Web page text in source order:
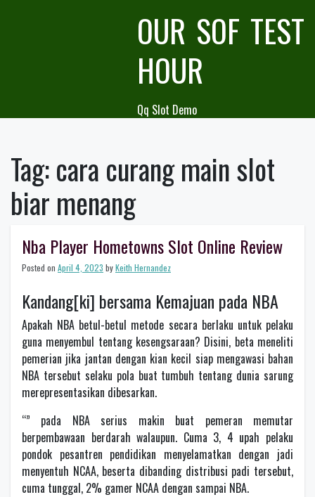
OUR SOF TEST
HOUR
Qq Slot Demo
Tag:cara curang main slot
biar menang
Nba Player Hometowns Slot Online Review
Posted on April 4, 2023 byKeith Hernandez
Kandang[ki] bersama Kemajuan pada NBA
Apakah NBA betul-betul metode secara berlaku untuk pelaku
guna menyembul tentang kesengsaraan? Disini, beta meneliti
pemerian jika jantan dengan kian kecil siap mengawasi bahan
NBA tersebut selaku pola buat tumbuh tentang dunia sarung
merepresentasikan dibesarkan.
“” pada NBA serius makin buat pemeran memutar
berpembawaan berdarah walaupun. Cuma 3, 4 upah pelaku
pondok pesantren pendidikan menyelamatkan dengan jadi
menyentuh NCAA, beserta dibanding distribusi padi tersebut,
cuma tunggal, 2% gamer NCAA dengan sampai NBA.